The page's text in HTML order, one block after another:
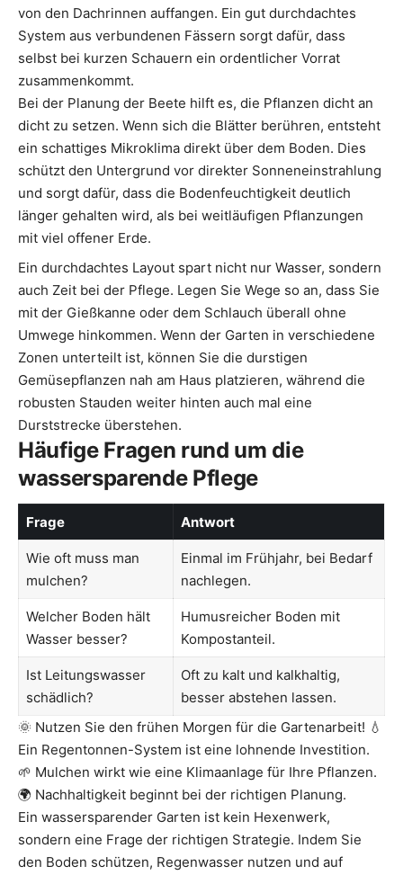
von den Dachrinnen auffangen. Ein gut durchdachtes
System aus verbundenen Fässern sorgt dafür, dass
selbst bei kurzen Schauern ein ordentlicher Vorrat
zusammenkommt.
Bei der Planung der Beete hilft es, die Pflanzen dicht an
dicht zu setzen. Wenn sich die Blätter berühren, entsteht
ein schattiges Mikroklima direkt über dem Boden. Dies
schützt den Untergrund vor direkter Sonneneinstrahlung
und sorgt dafür, dass die Bodenfeuchtigkeit deutlich
länger gehalten wird, als bei weitläufigen Pflanzungen
mit viel offener Erde.
Ein durchdachtes Layout spart nicht nur Wasser, sondern
auch Zeit bei der Pflege. Legen Sie Wege so an, dass Sie
mit der Gießkanne oder dem Schlauch überall ohne
Umwege hinkommen. Wenn der Garten in verschiedene
Zonen unterteilt ist, können Sie die durstigen
Gemüsepflanzen nah am Haus platzieren, während die
robusten Stauden weiter hinten auch mal eine
Durststrecke überstehen.
Häufige Fragen rund um die
wassersparende Pflege
Frage Antwort
Wie oft muss man
mulchen?
Einmal im Frühjahr, bei Bedarf
nachlegen.
Welcher Boden hält
Wasser besser?
Humusreicher Boden mit
Kompostanteil.
Ist Leitungswasser
schädlich?
Oft zu kalt und kalkhaltig,
besser abstehen lassen.
🌞 Nutzen Sie den frühen Morgen für die Gartenarbeit! 💧
Ein Regentonnen-System ist eine lohnende Investition.
🌱 Mulchen wirkt wie eine Klimaanlage für Ihre Pflanzen.
🌍 Nachhaltigkeit beginnt bei der richtigen Planung.
Ein wassersparender Garten ist kein Hexenwerk,
sondern eine Frage der richtigen Strategie. Indem Sie
den Boden schützen, Regenwasser nutzen und auf